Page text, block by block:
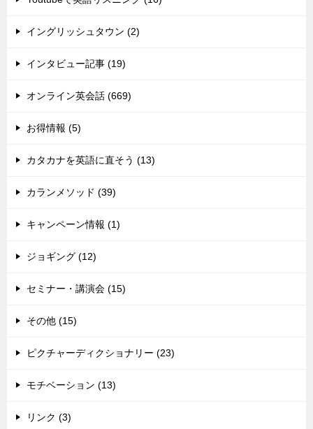
イングリッシュタウン (2)
インタビュー記事 (19)
オンライン英会話 (669)
お得情報 (5)
カタカナを英語に直そう (13)
カランメソッド (39)
キャンペーン情報 (1)
ジョギング (12)
セミナー・講演会 (15)
その他 (15)
ピクチャーディクショナリー (23)
モチベーション (13)
リンク (3)